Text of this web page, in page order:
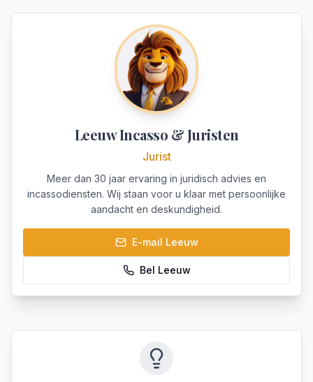
Leeuw Incasso & Juristen
Jurist
Meer dan 30 jaar ervaring in juridisch advies en
incassodiensten. Wij staan voor u klaar met persoonlijke
aandacht en deskundigheid.
E-mail Leeuw
Bel Leeuw